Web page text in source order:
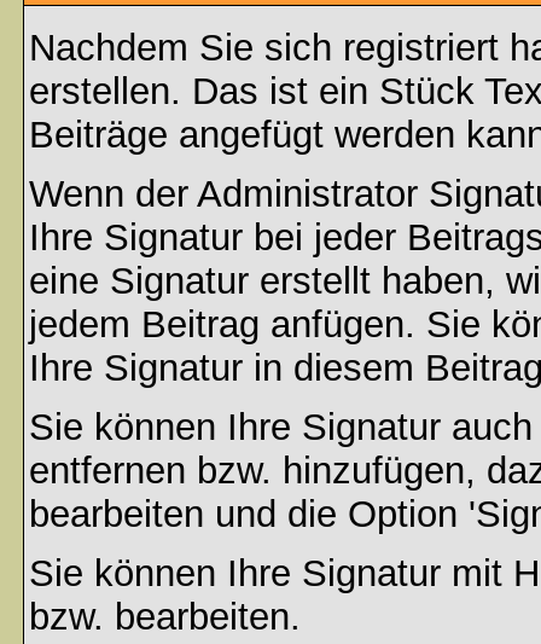
Nachdem Sie sich registriert
erstellen. Das ist ein Stück
Beiträge angefügt werden
Wenn der Administrator
Ihre Signatur bei jeder
eine Signatur erstellt haben,
jedem Beitrag anfügen. Sie
Ihre Signatur in diesem
Sie können Ihre Signatur
entfernen bzw. hinzufügen,
bearbeiten und die Option
Sie können Ihre Signatur mit
bzw. bearbeiten.